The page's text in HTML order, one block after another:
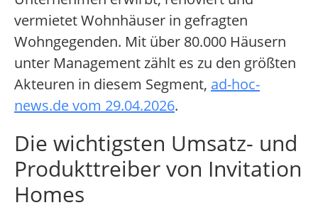
vermietet Wohnhäuser in gefragten
Wohngegenden. Mit über 80.000 Häusern
unter Management zählt es zu den größten
Akteuren in diesem Segment, ad-hoc-
news.de vom 29.04.2026.
Die wichtigsten Umsatz- und
Produkttreiber von Invitation
Homes